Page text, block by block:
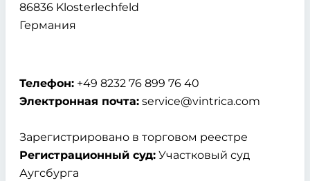
86836 Klosterlechfeld
Германия
Телефон: +49 8232 76 899 76 40
Электронная почта: service@vintrica.com
Зарегистрировано в торговом реестре
Регистрационный суд: Участковый суд
Аугсбурга